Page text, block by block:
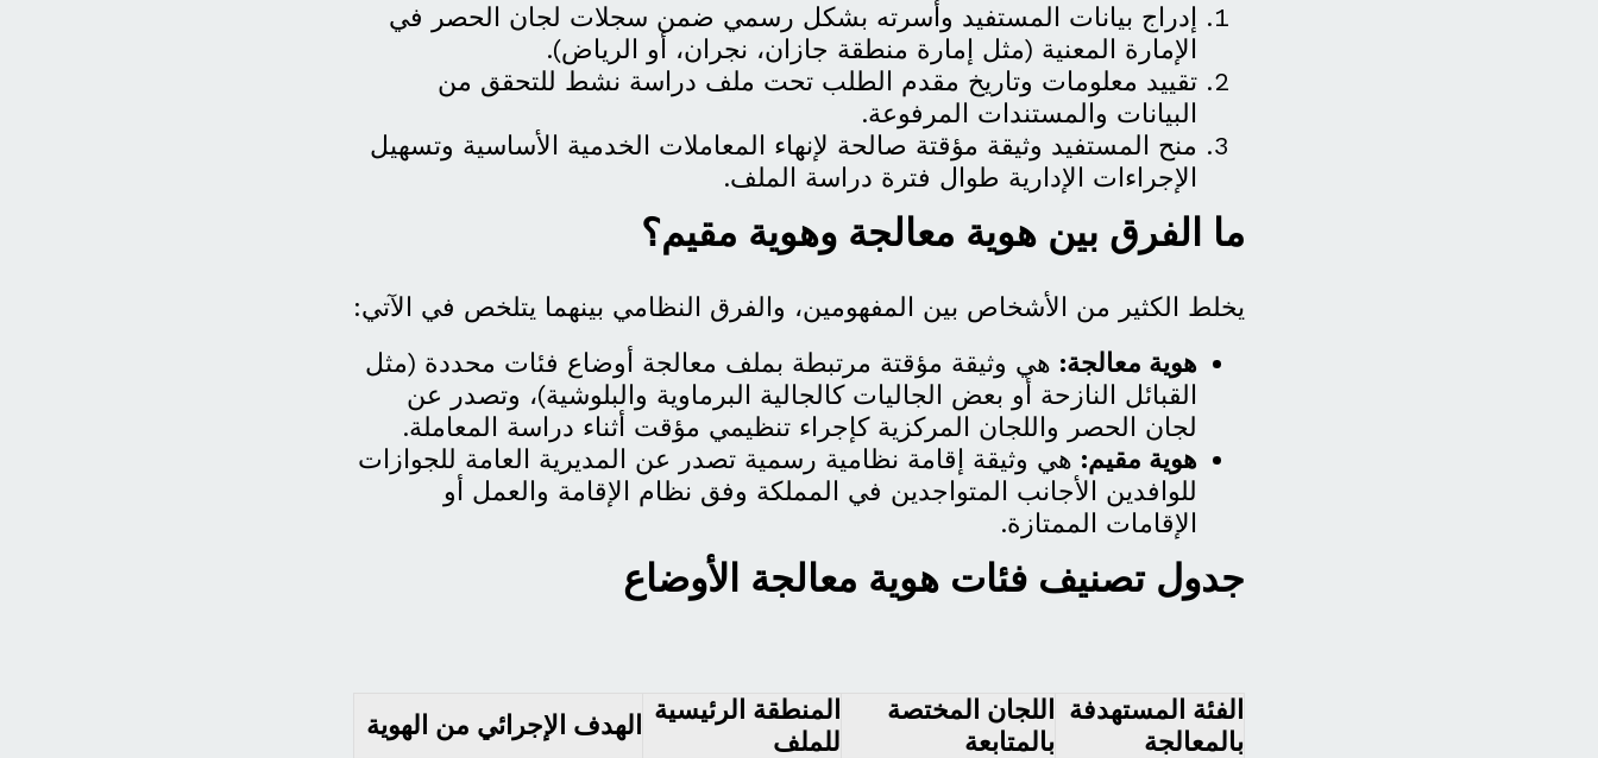
إدراج بيانات المستفيد وأسرته بشكل رسمي ضمن سجلات لجان الحصر في
الإمارة المعنية (مثل إمارة منطقة جازان، نجران، أو الرياض).
تقييد معلومات وتاريخ مقدم الطلب تحت ملف دراسة نشط للتحقق من
البيانات والمستندات المرفوعة.
منح المستفيد وثيقة مؤقتة صالحة لإنهاء المعاملات الخدمية الأساسية وتسهيل
الإجراءات الإدارية طوال فترة دراسة الملف.
ما الفرق بين هوية معالجة وهوية مقيم؟
يخلط الكثير من الأشخاص بين المفهومين، والفرق النظامي بينهما يتلخص في الآتي:
هوية معالجة: هي وثيقة مؤقتة مرتبطة بملف معالجة أوضاع فئات محددة (مثل
القبائل النازحة أو بعض الجاليات كالجالية البرماوية والبلوشية)، وتصدر عن
لجان الحصر واللجان المركزية كإجراء تنظيمي مؤقت أثناء دراسة المعاملة.
هوية مقيم: هي وثيقة إقامة نظامية رسمية تصدر عن المديرية العامة للجوازات
للوافدين الأجانب المتواجدين في المملكة وفق نظام الإقامة والعمل أو
الإقامات الممتازة.
جدول تصنيف فئات هوية معالجة الأوضاع
الفئة المستهدفة
بالمعالجة
اللجان المختصة
بالمتابعة
المنطقة الرئيسية
للملف
الهدف الإجرائي من الهوية